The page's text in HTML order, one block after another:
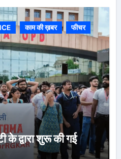
काम की ख़बर फीचर
द्वारा शुरू की गई